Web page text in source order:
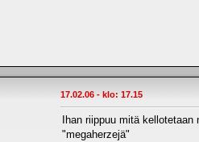
17.02.06 - klo: 17.15
Ihan riippuu mitä
"megaherzejä"